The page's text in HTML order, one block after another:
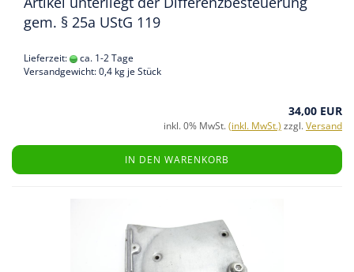
gem. § 25a UStG 119
Lieferzeit:
ca. 1-2 Tage
Versandgewicht:0,4 kg je Stück
34,00 EUR
inkl. 0% MwSt.(inkl. MwSt.) zzgl.Versand
IN DEN WARENKORB